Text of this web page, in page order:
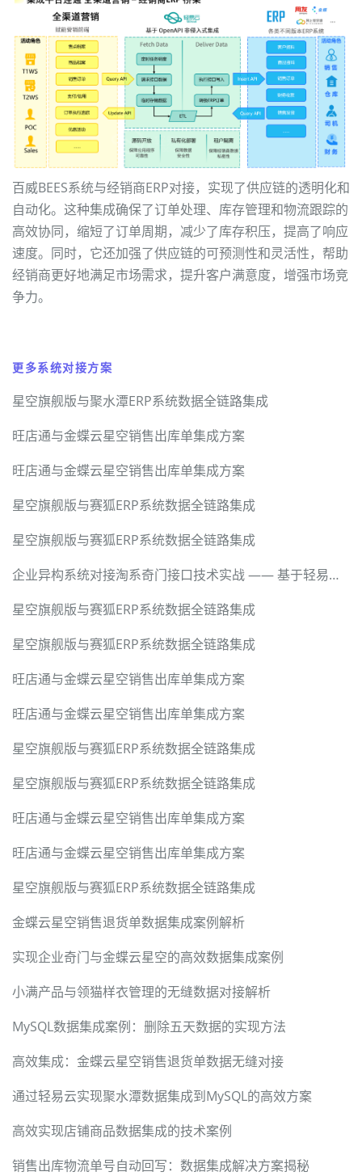
百威BEES系统与经销商ERP对接，实现了供应链的透明化和
自动化。这种集成确保了订单处理、库存管理和物流跟踪的
高效协同，缩短了订单周期，减少了库存积压，提高了响应
速度。同时，它还加强了供应链的可预测性和灵活性，帮助
经销商更好地满足市场需求，提升客户满意度，增强市场竞
争力。
更多系统对接方案
星空旗舰版与聚水潭ERP系统数据全链路集成
旺店通与金蝶云星空销售出库单集成方案
旺店通与金蝶云星空销售出库单集成方案
星空旗舰版与赛狐ERP系统数据全链路集成
星空旗舰版与赛狐ERP系统数据全链路集成
企业异构系统对接淘系奇门接口技术实战 —— 基于轻易云数据集成平台的全流程解密
星空旗舰版与赛狐ERP系统数据全链路集成
星空旗舰版与赛狐ERP系统数据全链路集成
旺店通与金蝶云星空销售出库单集成方案
旺店通与金蝶云星空销售出库单集成方案
星空旗舰版与赛狐ERP系统数据全链路集成
星空旗舰版与赛狐ERP系统数据全链路集成
旺店通与金蝶云星空销售出库单集成方案
旺店通与金蝶云星空销售出库单集成方案
星空旗舰版与赛狐ERP系统数据全链路集成
金蝶云星空销售退货单数据集成案例解析
实现企业奇门与金蝶云星空的高效数据集成案例
小满产品与领猫样衣管理的无缝数据对接解析
MySQL数据集成案例：删除五天数据的实现方法
高效集成：金蝶云星空销售退货单数据无缝对接
通过轻易云实现聚水潭数据集成到MySQL的高效方案
高效实现店铺商品数据集成的技术案例
销售出库物流单号自动回写：数据集成解决方案揭秘